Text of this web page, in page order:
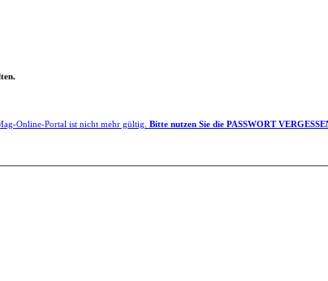
Online-Portal ist nicht mehr gültig. Bitte nutzen Sie die PASSWORT